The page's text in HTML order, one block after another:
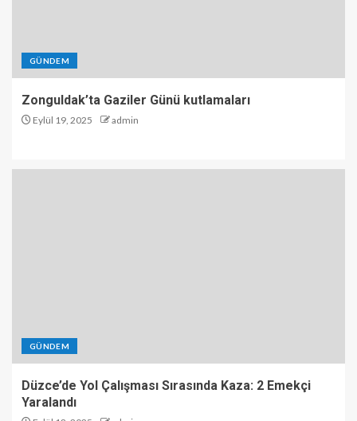
GÜNDEM
Zonguldak’ta Gaziler Günü kutlamaları
Eylül 19, 2025 admin
GÜNDEM
Düzce’de Yol Çalışması Sırasında Kaza: 2 Emekçi
Yaralandı